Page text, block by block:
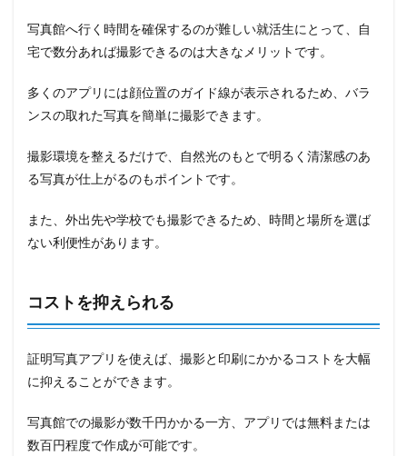
写真館へ行く時間を確保するのが難しい就活生にとって、自
宅で数分あれば撮影できるのは大きなメリットです。
多くのアプリには顔位置のガイド線が表示されるため、バラ
ンスの取れた写真を簡単に撮影できます。
撮影環境を整えるだけで、自然光のもとで明るく清潔感のあ
る写真が仕上がるのもポイントです。
また、外出先や学校でも撮影できるため、時間と場所を選ば
ない利便性があります。
コストを抑えられる
証明写真アプリを使えば、撮影と印刷にかかるコストを大幅
に抑えることができます。
写真館での撮影が数千円かかる一方、アプリでは無料または
数百円程度で作成が可能です。